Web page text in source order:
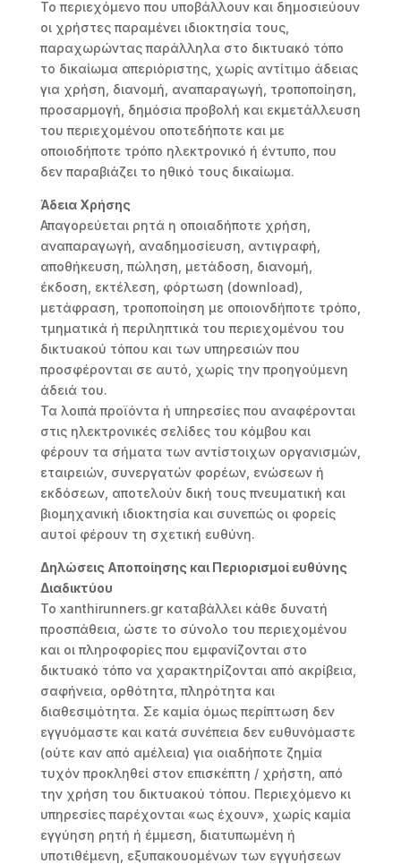
Το περιεχόμενο που υποβάλλουν και δημοσιεύουν
οι χρήστες παραμένει ιδιοκτησία τους,
παραχωρώντας παράλληλα στο δικτυακό τόπο
το δικαίωμα απεριόριστης, χωρίς αντίτιμο άδειας
για χρήση, διανομή, αναπαραγωγή, τροποποίηση,
προσαρμογή, δημόσια προβολή και εκμετάλλευση
του περιεχομένου οποτεδήποτε και με
οποιοδήποτε τρόπο ηλεκτρονικό ή έντυπο, που
δεν παραβιάζει το ηθικό τους δικαίωμα.
Άδεια Χρήσης
Απαγορεύεται ρητά η οποιαδήποτε χρήση,
αναπαραγωγή, αναδημοσίευση, αντιγραφή,
αποθήκευση, πώληση, μετάδοση, διανομή,
έκδοση, εκτέλεση, φόρτωση (download),
μετάφραση, τροποποίηση με οποιονδήποτε τρόπο,
τμηματικά ή περιληπτικά του περιεχομένου του
δικτυακού τόπου και των υπηρεσιών που
προσφέρονται σε αυτό, χωρίς την προηγούμενη
άδειά του.
Τα λοιπά προϊόντα ή υπηρεσίες που αναφέρονται
στις ηλεκτρονικές σελίδες του κόμβου και
φέρουν τα σήματα των αντίστοιχων οργανισμών,
εταιρειών, συνεργατών φορέων, ενώσεων ή
εκδόσεων, αποτελούν δική τους πνευματική και
βιομηχανική ιδιοκτησία και συνεπώς οι φορείς
αυτοί φέρουν τη σχετική ευθύνη.
Δηλώσεις Αποποίησης και Περιορισμοί ευθύνης
Διαδικτύου
Το xanthirunners.gr καταβάλλει κάθε δυνατή
προσπάθεια, ώστε το σύνολο του περιεχομένου
και οι πληροφορίες που εμφανίζονται στο
δικτυακό τόπο να χαρακτηρίζονται από ακρίβεια,
σαφήνεια, ορθότητα, πληρότητα και
διαθεσιμότητα. Σε καμία όμως περίπτωση δεν
εγγυόμαστε και κατά συνέπεια δεν ευθυνόμαστε
(ούτε καν από αμέλεια) για οιαδήποτε ζημία
τυχόν προκληθεί στον επισκέπτη / χρήστη, από
την χρήση του δικτυακού τόπου. Περιεχόμενο κι
υπηρεσίες παρέχονται «ως έχουν», χωρίς καμία
εγγύηση ρητή ή έμμεση, διατυπωμένη ή
υποτιθέμενη, εξυπακουομένων των εγγυήσεων